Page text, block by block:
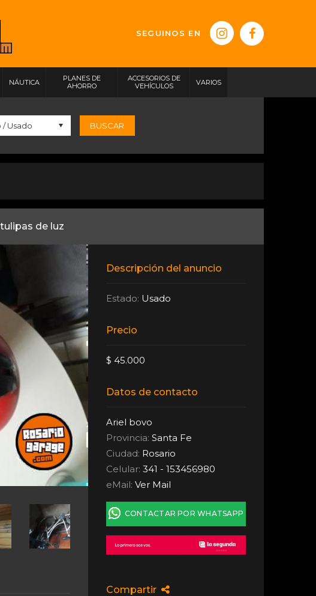
SEGUINOS EN
NÁUTICA
PLANES DE
AHORRO
ACCESORIOS DE
VEHÍCULOS
VARIOS
BUSCAR
de luz
Descripción del anuncio
Estado: Usado
Precio
$ 45.000
Datos de contacto
Ariel bovo
Provincia:Santa Fe
Ciudad: Rosario
Celular: 341 - 153456980
eMail:Ver Mail
CONTACTAR POR WHATSAPP
Compartir